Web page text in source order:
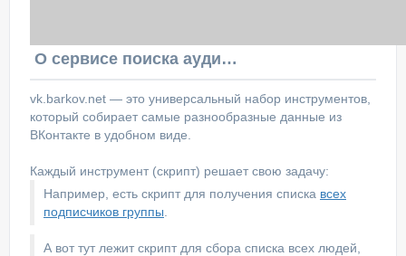
О сервисе поиска аудитории ВКонтакте
vk.barkov.net — это универсальный набор инструментов,
который собирает самые разнообразные данные из
ВКонтакте в удобном виде.
Каждый инструмент (скрипт) решает свою задачу:
Например, есть скрипт для получения списка всех
подписчиков группы
А вот тут лежит скрипт для сбора списка всех людей,